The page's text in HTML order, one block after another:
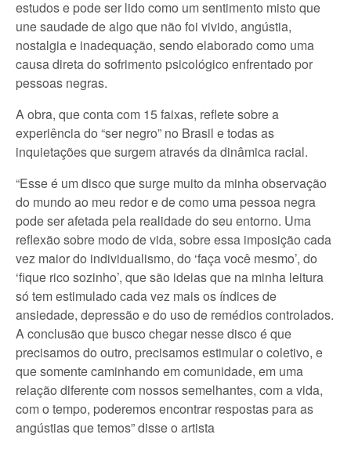
estudos e pode ser lido como um sentimento misto que
une saudade de algo que não foi vivido, angústia,
nostalgia e inadequação, sendo elaborado como uma
causa direta do sofrimento psicológico enfrentado por
pessoas negras.
A obra, que conta com 15 faixas, reflete sobre a
experiência do “ser negro” no Brasil e todas as
inquietações que surgem através da dinâmica racial.
“Esse é um disco que surge muito da minha observação
do mundo ao meu redor e de como uma pessoa negra
pode ser afetada pela realidade do seu entorno. Uma
reflexão sobre modo de vida, sobre essa imposição cada
vez maior do individualismo, do ‘faça você mesmo’, do
‘fique rico sozinho’, que são ideias que na minha leitura
só tem estimulado cada vez mais os índices de
ansiedade, depressão e do uso de remédios controlados.
A conclusão que busco chegar nesse disco é que
precisamos do outro, precisamos estimular o coletivo, e
que somente caminhando em comunidade, em uma
relação diferente com nossos semelhantes, com a vida,
com o tempo, poderemos encontrar respostas para as
angústias que temos” disse o artista